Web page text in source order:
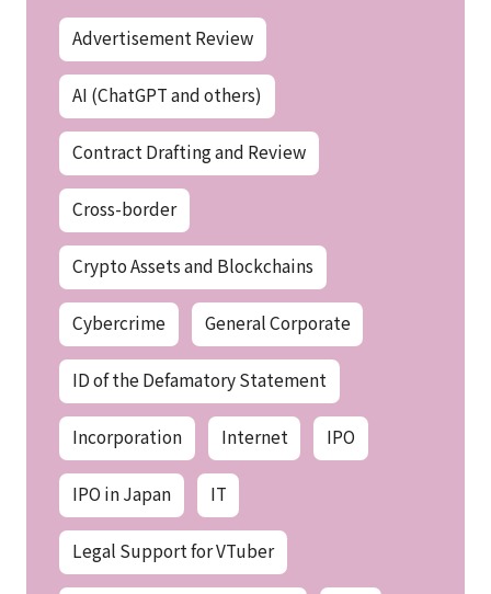
Advertisement Review
AI (ChatGPT and others)
Contract Drafting and Review
Cross-border
Crypto Assets and Blockchains
Cybercrime General Corporate
ID of the Defamatory Statement
Incorporation Internet IPO
IPO in Japan IT
Legal Support for VTuber